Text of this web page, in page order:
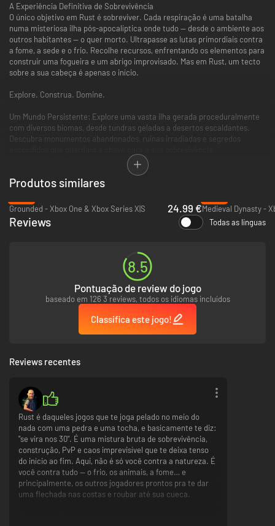
A Experiência Definitiva de Sobrevivência
O único objetivo em Rust é sobreviver. Cada respiração é uma batalha
numa misteriosa ilha pós-apocalíptica onde tudo — desde o ambiente aos
outros habitantes — o quer morto. Ultrapasse as lutas primordiais contra
a fome, a sede e o frio. Recolhe recursos, enfrentando os elementos para
construir uma fogueira e um abrigo improvisado. Mas em Rust, um tecto
sobre a sua cabeça é apenas o início.
Explore. Construa. Domine.
Um Mundo Persistente: Explore uma vasta ilha gerada proceduralmente
com diversos biomas, desde tundras geladas a desertos escaldantes.
Descubra monumentos abandonados, ruínas irradiadas e segredos
Da Sucata ao Aço: Comece com nada mais do que uma pedra e uma
tocha. Reúna madeira, pedra e metal para criar ferramentas, roupas e
fortaleza fortificada de vários andares, protegida por eletricidade,
armadilhas e torretas automatizadas.
inimigo em comum ou jogará como o predador, invadindo bases inimigas
e reivindicando os seus despojos conquistados com tanto esforço?
Sobrevivência de Nova Geração
Experimente o Rust como nunca antes, totalmente otimizado para o
hardware de consola mais recente.
Desempenho melhorado: Desfrute de taxas de fotogramas mais suaves e
Evolução Constante: Junte-se a um jogo vivo com atualizações de
conteúdo mensais. Explore novos monumentos como a Base de
Investigação Ártica, domine os mares com barcos construídos pelos
jogadores ou navegue pelo novo terreno traiçoeiro do mundo em
constante evolução.
Não há regras em Rust. Como sobreviver depende de si.
Produtos similares
Grounded - Xbox One & Xbox Series X|S
24.99 €Medieval Dynasty -
Reviews Todas as línguas
8.5
Pontuação de review do jogo
baseado em 126 3 reviews, todos os idiomas incluídos
Classifica este jogo!
Reviews recentes
Rust é daqueles jogos que te joga pelado no meio do
nada com uma pedra e uma tocha, e basicamente te diz:
"se vira nos 30". É uma mistura bruta de sobrevivência,
construção, PvP e caos imprevisível que te deixa tenso
do início ao fim. Aqui, não é só você contra a natureza. É
você contra tudo — o frio, os animais, a fome… e
principalmente, os outros jogadores prontos pra te dar
uma flechada nas costas e roubar até sua cueca.